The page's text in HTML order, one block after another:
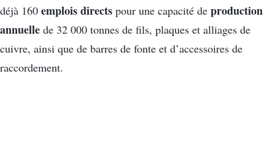
déjà 160 emplois directs pour une capacité de production
annuelle de 32 000 tonnes de fils, plaques et alliages de
cuivre, ainsi que de barres de fonte et d’accessoires de
raccordement.